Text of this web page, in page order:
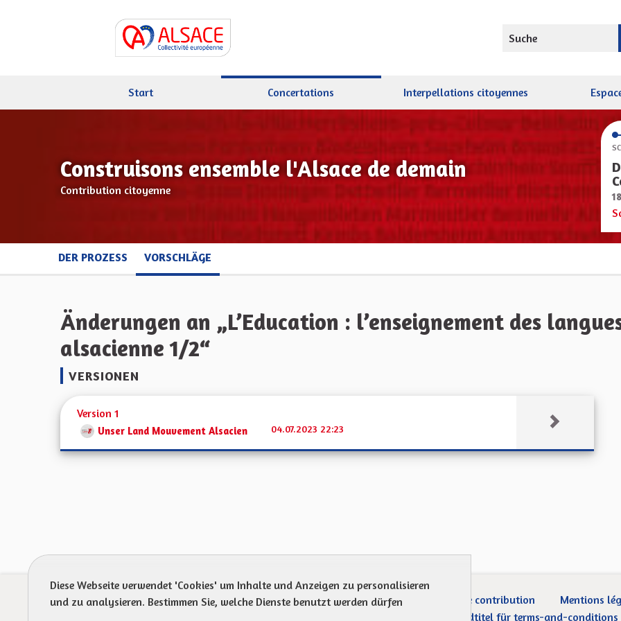
Suche
Start Concertations Interpellations citoyennes
Construisons ensemble l'Alsace de demain
Contribution citoyenne
DER PROZESS VORSCHLÄGE
Änderungen an „L’Education : l’enseignement des
alsacienne 1/2“
VERSIONEN
Version 1
Unser Land Mouvement Alsacien 04.07.2023 22:23
Protection des Données Charte de contribution
Mentions
Standardtitel für terms-and-conditions
Diese Webseite verwendet 'Cookies' um Inhalte und Anzeigen zu personalisieren
und zu analysieren. Bestimmen Sie, welche Dienste benutzt werden dürfen